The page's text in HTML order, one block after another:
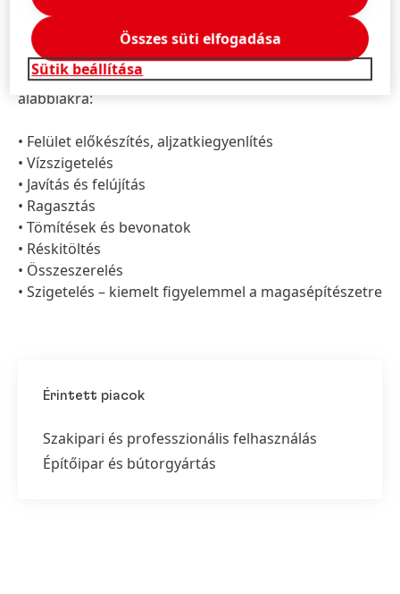
megfeleljen azoknak a szakiparosoknak,
építészeknek, kivitelezőknek és építtetőknek az
elvárásaiknak, akik rendszeresen végeznek ilyen
jellegű munkát, és megoldásokat igényelnek az
alábbiakra:
• Felület előkészítés, aljzatkiegyenlítés
• Vízszigetelés
• Javítás és felújítás
• Ragasztás
• Tömítések és bevonatok
• Réskitöltés
• Összeszerelés
• Szigetelés – kiemelt figyelemmel a magasépítészetre
Érintett piacok
Szakipari és professzionális felhasználás
Építőipar és bútorgyártás
Sütik beállítása
Összes süti elfogadása